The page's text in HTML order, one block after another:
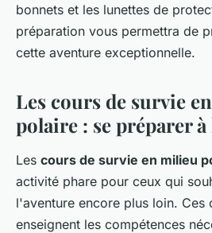
bonnets et les lunettes de
préparation vous permettra de
cette aventure exceptionnelle.
Les cours de survie
polaire : se préparer
Les cours de survie en milieu
activité phare pour ceux qui
l'aventure encore plus loin. Ces
enseignent les compétences